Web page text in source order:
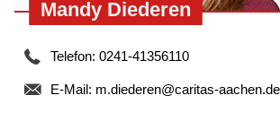
mit anderen zu reden und nicht
Ratschläge zu bekommen,
auch selber zu geben.“
Online-Spieler, 28 Jahre
Mandy Diederen
Telefon: 0241-41356110
E-Mail: m.diederen@caritas-aachen.de